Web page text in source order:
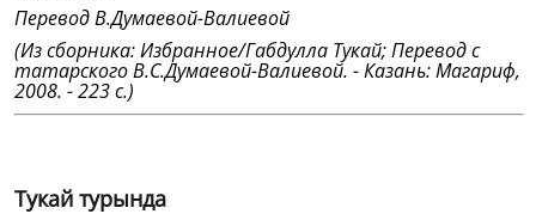
Перевод В.Думаевой-Валиевой
(Из сборника: Избранное/Габдулла Тукай; Перевод с
татарского В.С.Думаевой-Валиевой. - Казань: Магариф,
2008. - 223 с.)
Тукай турында